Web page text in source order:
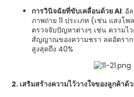
การวินิจฉัยที่ขับเคลื่อนด้วย AI: อั
ภาพถ่าย 11 ประเภท (เช่น แสงโ
ตรวจจับปัญหาต่างๆ เช่น ความไ
สัญญาณของความชรา ลดอัตรา
สูงสุดถึง 40%
2. เสริมสร้างความไว้วางใจของลูกค้าด้